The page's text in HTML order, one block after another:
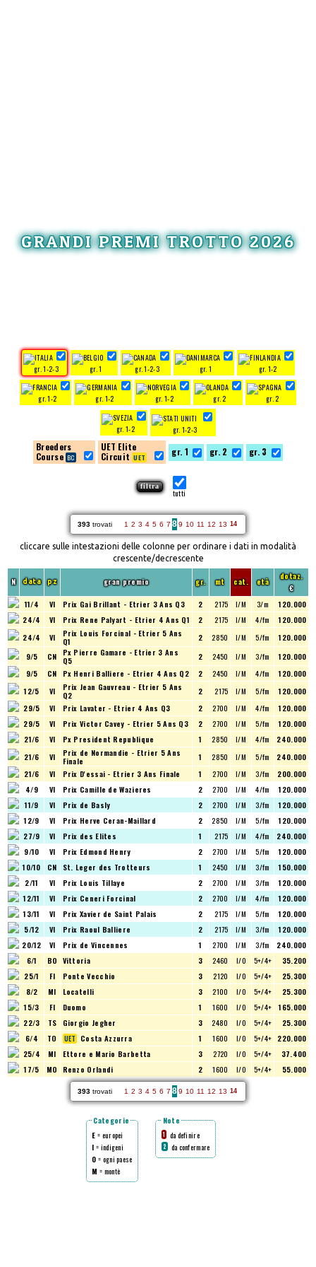
GRANDI PREMI TROTTO 2026
gr. 1-2-3 gr. 1 gr. 1-2-3 gr. 1 gr. 1-2
gr. 1-2 gr. 1-2 gr. 1-2 gr. 2 gr. 2
gr. 1-2 gr. 1-2-3
Breeders
Course
UET Elite
Circuit
gr. 1 gr. 2 gr. 3
tutti
393 trovati 1 2 3 4 5 6 7 89 10 11 12 13 14
cliccare sulle intestazioni delle colonne per ordinare i dati in modalità
crescente/decrescente
N data pz gran premio gr. mt cat. età
dotaz.
€
11/4 VI Prix Gai Brillant - Etrier 3 Ans Q3 2 2175 I/M 3/m
120.000
24/4
VI Prix Rene Palyart - Etrier 4 Ans Q1 2 2175 I/M 4/fm
120.000
24/4
VI Prix Louis Forcinal - Etrier 5 Ans
Q1 2 2850 I/M 5/fm
120.000
9/5
CN Px Pierre Gamare - Etrier 3 Ans
Q5 2 2450 I/M 3/fm
120.000
9/5
CN Px Henri Balliere - Etrier 4 Ans Q2 2 2450 I/M 4/fm
120.000
12/5
VI Prix Jean Gauvreau - Etrier 5 Ans
Q2 2 2175 I/M 5/fm
120.000
29/5
VI Prix Lavater - Etrier 4 Ans Q3 2 2700 I/M 4/fm
120.000
29/5
VI Prix Victor Cavey - Etrier 5 Ans Q3 2 2700 I/M 5/fm
120.000
21/6
VI Px President Republique 1 2850 I/M 4/fm
240.000
21/6
VI Prix de Normandie - Etrier 5 Ans
Finale 1 2850 I/M 5/fm
240.000
21/6
VI Prix D'essai - Etrier 3 Ans Finale 1 2700 I/M 3/fm
200.000
4/9
VI Prix Camille de Wazieres 2 2700 I/M 4/fm
120.000
11/9
VI Prix de Basly 2 2700 I/M 3/fm
120.000
12/9
VI Prix Herve Ceran-Maillard 2 2850 I/M 5/fm
120.000
27/9
VI Prix des Elites 1 2175 I/M 4/fm
240.000
9/10
VI Prix Edmond Henry 2 2700 I/M 5/fm
120.000
10/10
CN St. Leger des Trotteurs 1 2450 I/M 3/fm
150.000
2/11
VI Prix Louis Tillaye 2 2700 I/M 3/fm
120.000
12/11
VI Prix Ceneri Forcinal 2 2700 I/M 4/fm
120.000
13/11
VI Prix Xavier de Saint Palais 2 2175 I/M 5/fm
120.000
5/12
VI Prix Raoul Balliere 2 2175 I/M 3/fm
120.000
20/12
VI Prix de Vincennes 1 2700 I/M 3/fm
240.000
6/1
BO Vittoria 3 2460 I/O 5+/4+
35.200
25/1
FI Ponte Vecchio 3 2120 I/O 5+/4+
25.300
8/2
MI Locatelli 3 2100 I/O 5+/4+
25.300
15/3
FI Duomo 1 1600 I/O 5+/4+
165.000
22/3
TS Giorgio Jegher 3 2480 I/O 5+/4+
25.300
6/4
TO Costa Azzurra 1 1600 I/O 5+/4+ 220.000
25/4
MI Ettore e Mario Barbetta 3 2720 I/O 5+/4+
37.400
17/5
MO Renzo Orlandi 2 1600 I/O 5+/4+ 55.000
393 trovati 1 2 3 4 5 6 7 89 10 11 12 13 14
Categorie
E = europei
I = indigeni
O = ogni paese
M = montè
Note
1 da definire
2 da confermare